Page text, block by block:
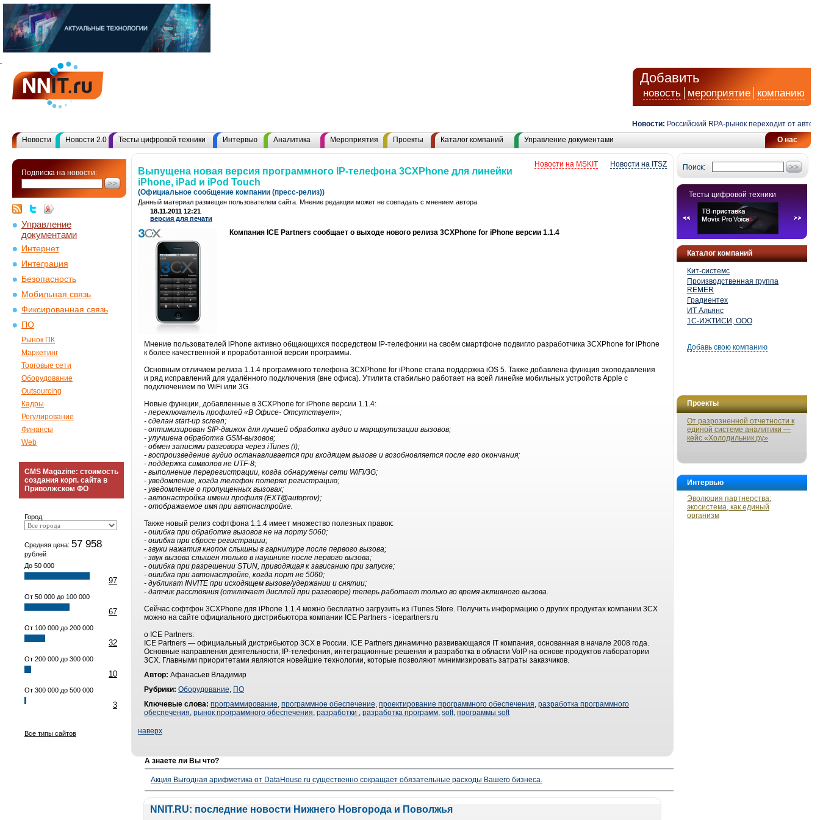
Добавить
новость мероприятие компанию
Новости: Российский RPA-рынок переходит от
О нас
Новости Новости 2.0 Тесты цифровой техники Интервью Аналитика Мероприятия Проекты Каталог компаний Управление документами
Подписка на новости:
Управление
документами
Интернет
Интеграция
Безопасность
Мобильная связь
Фиксированная связь
ПО
Рынок ПК
Маркетинг
Торговые сети
Оборудование
Outsourcing
Кадры
Регулирование
Финансы
Web
CMS Magazine: стоимость
создания корп. сайта в
Приволжском ФО
Город:
Средняя цена: 57 958
рублей
До 50 000
97
От 50 000 до 100 000
67
От 100 000 до 200 000
32
От 200 000 до 300 000
10
От 300 000 до 500 000
3
Все типы сайтов
Поиск:
Тесты цифровой техники
Каталог компаний
Кит-системс
Производственная группа
REMER
Градиентех
ИТ Альянс
1С-ИЖТИСИ, ООО
Добавь свою компанию
Проекты
От разрозненной отчетности к
единой системе аналитики —
кейс «Холодильник.ру»
Интервью
Эволюция партнерства:
экосистема, как единый
организм
Новости на ITSZ
Новости на MSKIT
Выпущена новая версия программного IP-телефона 3CXPhone для линейки
iPhone, iPad и iPod Touch
(Официальное сообщение компании (пресс-релиз))
Данный материал размещен пользователем сайта. Мнение редакции может не совпадать с мнением автора
18.11.2011 12:21
версия для печати
Компания ICE Partners сообщает о выходе нового релиза 3CXPhone for iPhone версии 1.1.4
Мнение пользователей iPhone активно общающихся посредством IP-телефонии на своём смартфоне подвигло разработчика 3CXPhone for iPhone
к более качественной и проработанной версии программы.
Основным отличием релиза 1.1.4 программного телефона 3CXPhone for iPhone стала поддержка iOS 5. Также добавлена функция эхоподавления
и ряд исправлений для удалённого подключения (вне офиса). Утилита стабильно работает на всей линейке мобильных устройств Apple с
подключением по WiFi или 3G.
Новые функции, добавленные в 3CXPhone for iPhone версии 1.1.4:
- переключатель профилей «В Офисе- Отсутствует»;
- сделан start-up screen;
- оптимизирован SIP-движок для лучшей обработки аудио и маршрутизации вызовов;
- улучшена обработка GSM-вызовов;
- обмен записями разговора через iTunes (!);
- воспроизведение аудио останавливается при входящем вызове и возобновляется после его окончания;
- поддержка символов не UTF-8;
- выполнение перерегистрации, когда обнаружены сети WiFi/3G;
- уведомление, когда телефон потерял регистрацию;
- уведомление о пропущенных вызовах;
- автонастройка имени профиля (EXT@autoprov);
- отображаемое имя при автонастройке.
Также новый релиз софтфона 1.1.4 имеет множество полезных правок:
- ошибка при обработке вызовов не на порту 5060;
- ошибка при сбросе регистрации;
- звуки нажатия кнопок слышны в гарнитуре после первого вызова;
- звук вызова слышен только в наушнике после первого вызова;
- ошибка при разрешении STUN, приводящая к зависанию при запуске;
- ошибка при автонастройке, когда порт не 5060;
- дубликат INVITE при исходящем вызове/удержании и снятии;
- датчик расстояния (отключает дисплей при разговоре) теперь работает только во время активного вызова.
Сейчас софтфон 3CXPhone для iPhone 1.1.4 можно бесплатно загрузить из iTunes Store. Получить информацию о других продуктах компании 3CX
можно на сайте официального дистрибьютора компании ICE Partners - icepartners.ru
о ICE Partners:
ICE Partners — официальный дистрибьютор 3CX в России. ICE Partners динамично развивающаяся IT компания, основанная в начале 2008 года.
Основные направления деятельности, IP-телефония, интеграционные решения и разработка в области VoIP на основе продуктов лаборатории
3CX. Главными приоритетами являются новейшие технологии, которые позволяют минимизировать затраты заказчиков.
Автор: Афанасьев Владимир
Рубрики: Оборудование, ПО
Ключевые слова: программирование, программное обеспечение, проектирование программного обеспечения, разработка программного
обеспечения, рынок программного обеспечения, разработки , разработка программ, soft, программы soft
наверх
А знаете ли Вы что?
Акция Выгодная арифметика от DataHouse.ru существенно сокращает обязательные расходы Вашего бизнеса.
NNIT.RU: последние новости Нижнего Новгорода и Поволжья